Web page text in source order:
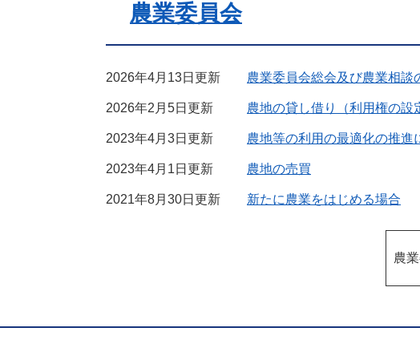
農業委員会
2026年4月13日更新 農業委員会総会及び農業相談
2026年2月5日更新 農地の貸し借り（利用権の設
2023年4月3日更新 農地等の利用の最適化の推進
2023年4月1日更新 農地の売買
2021年8月30日更新 新たに農業をはじめる場合
農